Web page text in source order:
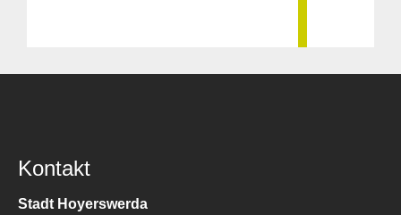
Kontakt
Stadt Hoyerswerda